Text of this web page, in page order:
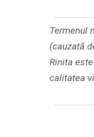
Termenul
(cauzată
Rinita
calitatea